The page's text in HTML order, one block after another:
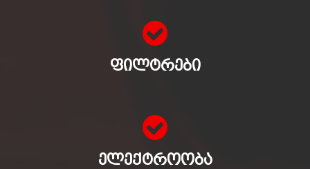
ᲤᲘᲚᲢᲠᲔᲑᲘ
ᲔᲚᲔᲥᲢᲠᲝᲝᲑᲐ